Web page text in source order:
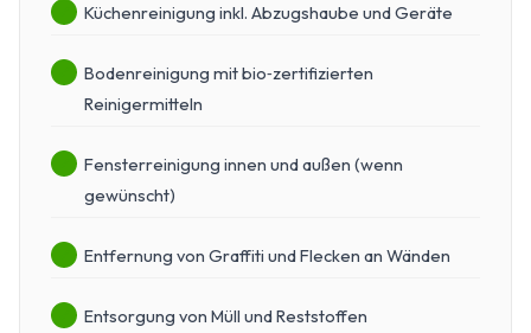
Küchenreinigung inkl. Abzugshaube und Geräte
Bodenreinigung mit bio‑zertifizierten
Reinigermitteln
Fensterreinigung innen und außen (wenn
gewünscht)
Entfernung von Graffiti und Flecken an Wänden
Entsorgung von Müll und Reststoffen